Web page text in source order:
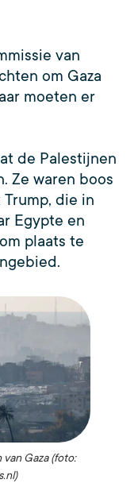
van
om Gaza
moeten er
de Palestijnen
Ze waren boos
die in
Egypte en
plaats te
Gaza (foto: